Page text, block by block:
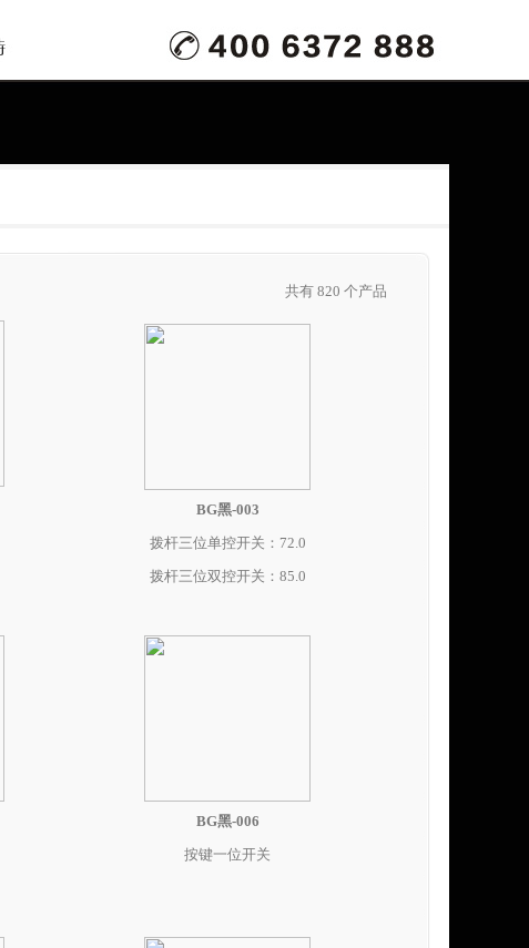
共有 820 个产品
BG黑-003
拨杆三位单控开关：72.0
拨杆三位双控开关：85.0
BG黑-006
按键一位开关